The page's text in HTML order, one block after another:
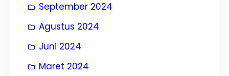
September 2024
Agustus 2024
Juni 2024
Maret 2024